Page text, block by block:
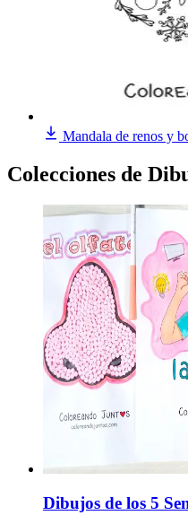
Mandala de renos y
Colecciones de
Dibujos de los 5